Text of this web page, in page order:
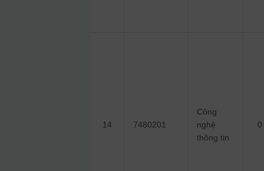
14 7480201
Công
nghệ
thông tin
0